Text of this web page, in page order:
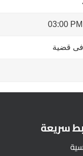
03:00 PM
قضية
سريعة